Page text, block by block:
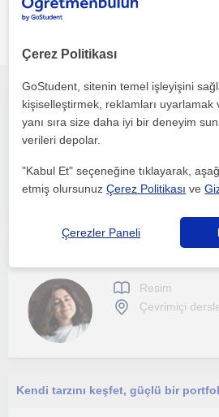
Çevrimiçi dersler
Resim
Çevrimiçi
Çerez Politikası
GoStudent, sitenin temel işleyişini
kişiselleştirmek, reklamları
yanı sıra size daha iyi bir deneyim
verileri depolar.
"Kabul Et" seçeneğine tıklayarak,
etmiş olursunuzÇerez Politikası ve
Çerezler Paneli